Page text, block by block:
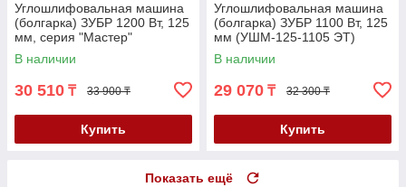
Углошлифовальная машина
(болгарка) ЗУБР 1200 Вт, 125
мм, серия "Мастер"
(УШМ-125-1205 Э)
В наличии
30 510 ₸ 33 900 ₸
Купить
Углошлифовальная машина
(болгарка) ЗУБР 1100 Вт, 125
мм (УШМ-125-1105 ЭТ)
В наличии
29 070 ₸ 32 300 ₸
Купить
Показать ещё